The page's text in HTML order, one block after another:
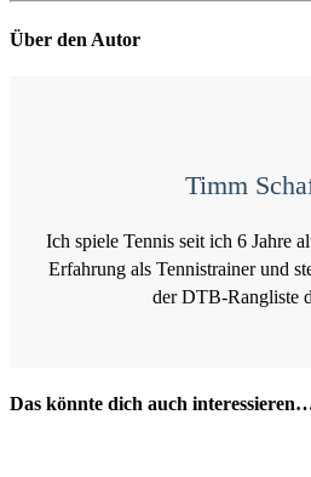
Über den Autor
Timm
Ich spiele Tennis seit ich 6 Jahre
Erfahrung als Tennistrainer und
der DTB-Rangliste
Das könnte dich auch